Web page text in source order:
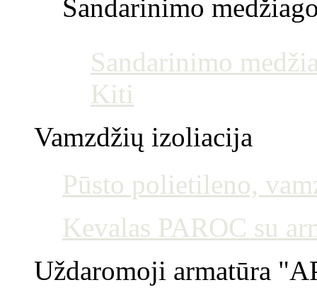
Sandarinimo
Sandarinimo
Kiti
Vamzdžių izoliacija
Pūsto polietileno,
Kevalas PAROC su
Uždaromoji armatūra